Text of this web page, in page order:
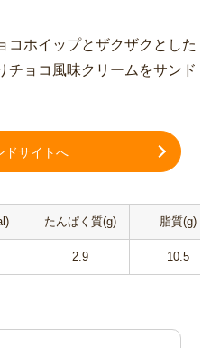
コホイップとザクザクとした
チョコ風味クリームをサンド
ドサイトへ
たんぱく質(g)
2.9
脂質(g)
10.5